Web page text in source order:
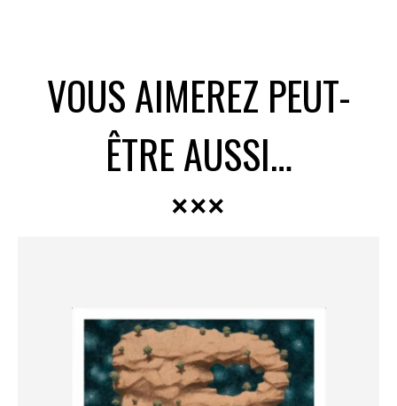
VOUS AIMEREZ PEUT-
ÊTRE AUSSI…